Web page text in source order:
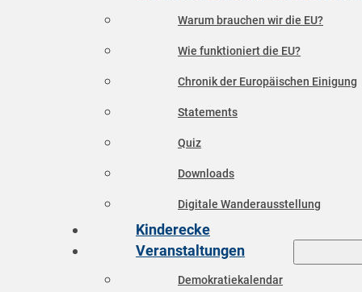
Warum brauchen wir die EU?
Wie funktioniert die EU?
Chronik der Europäischen Einigung
Statements
Quiz
Downloads
Digitale Wanderausstellung
Kinderecke
Veranstaltungen
Demokratiekalendar